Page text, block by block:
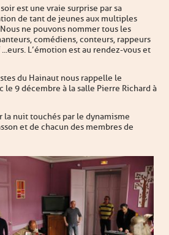
est une vraie surprise par sa
de tant de jeunes aux multiples
ne pouvons nommer tous les
comédiens, conteurs, rappeurs
L’émotion est au rendez-vous et
du Hainaut nous rappelle le
le 9 décembre à la salle Pierre Richard à
la nuit touchés par le dynamisme
et de chacun des membres de